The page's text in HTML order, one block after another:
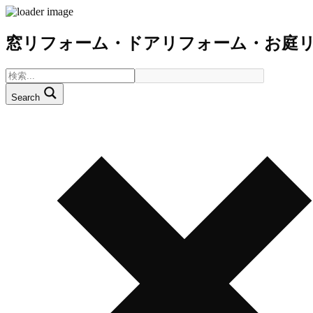
窓リフォーム・ドアリフォーム・お庭
Search